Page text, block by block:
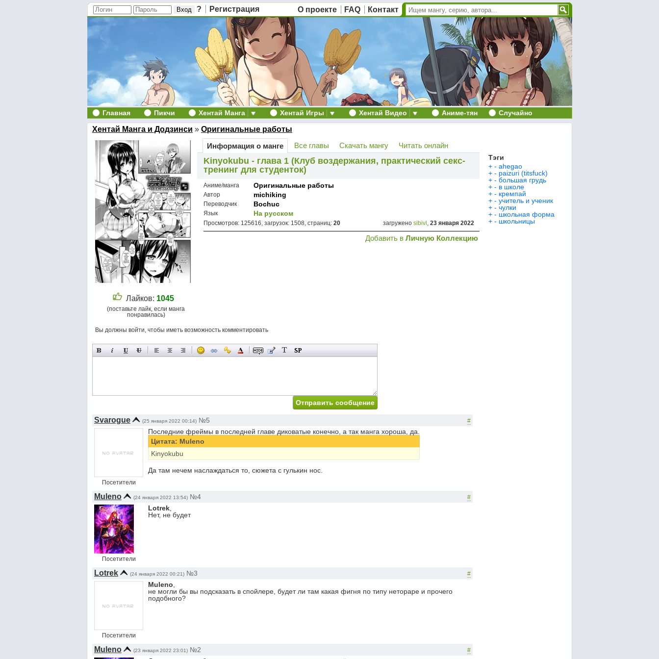
? Регистрация О проекте FAQ Контакт
Главная Пикчи Хентай Манга Хентай Игры Хентай Видео Аниме-тян Случайно
Хентай Манга и Додзинси » Оригинальные работы
Лайков: 1045
(поставьте лайк, если манга
понравилась)
Информация о манге Все главы Скачать мангу Читать онлайн
Kinyokubu - глава 1 (Клуб воздержания, практический секс-
тренинг для студенток)
Аниме/манга Оригинальные работы
Автор michiking
Переводчик Bochuc
Язык На русском
Просмотров: 125616, загрузок: 1508, страниц: 20 загружено sibivl , 23 января 2022
Добавить в Личную Коллекцию
Вы должны войти, чтобы иметь возможность комментировать
Svarogue (25 января 2022 00:14) №5 #
Посетители
Последние фреймы в последней главе диковатые конечно, а так манга хороша, да.
Цитата: Muleno
Kinyokubu
Да там нечем наслаждаться то, сюжета с гулькин нос.
Muleno (24 января 2022 13:54) №4 #
Посетители
Lotrek
Нет, не будет
Lotrek (24 января 2022 00:21) №3 #
Посетители
Muleno
не могли бы вы подсказать в спойлере, будет ли там какая фигня по типу нетораре и прочего
подобного?
Muleno (23 января 2022 23:01) №2 #
Тэги
+ - ahegao
+ - paizuri (titsfuck)
+ - большая грудь
+ - в школе
+ - кремпай
+ - учитель и ученик
+ - чулки
+ - школьная форма
+ - школьницы